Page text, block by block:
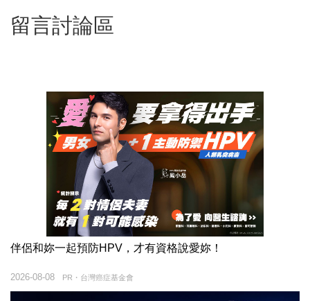
留言討論區
伴侶和妳一起預防HPV，才有資格說愛妳！
PR・台灣癌症基金會
2026-08-08